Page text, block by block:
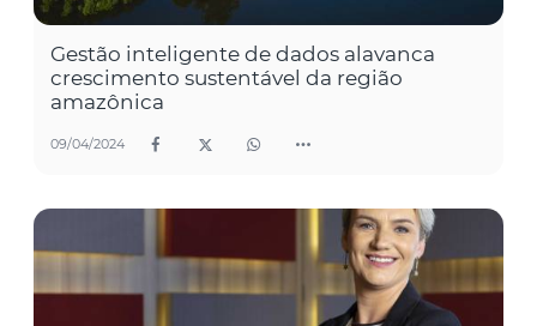
Gestão inteligente de dados alavanca
crescimento sustentável da região
amazônica
09/04/2024